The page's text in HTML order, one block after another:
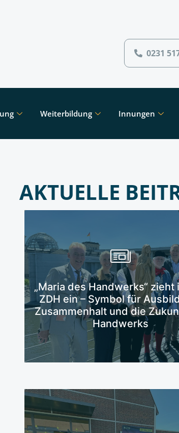
0231
Weiterbildung Innungen
AKTUELLE
„Maria des Handwerks“ zieht
ZDH ein – Symbol für
Zusammenhalt und die
Handwerks
Mehr erfahren